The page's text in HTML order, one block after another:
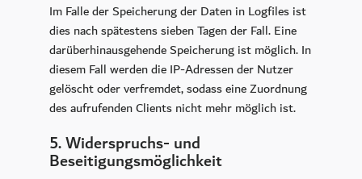
Im Falle der Speicherung der Daten in Logfiles ist
dies nach spätestens sieben Tagen der Fall. Eine
darüberhinausgehende Speicherung ist möglich. In
diesem Fall werden die IP-Adressen der Nutzer
gelöscht oder verfremdet, sodass eine Zuordnung
des aufrufenden Clients nicht mehr möglich ist.
5. Widerspruchs- und
Beseitigungsmöglichkeit